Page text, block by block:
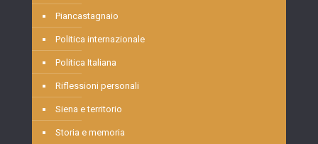
Piancastagnaio
Politica internazionale
Politica Italiana
Riflessioni personali
Siena e territorio
Storia e memoria